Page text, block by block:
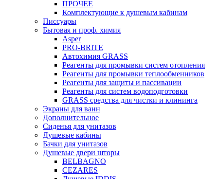
ПРОЧЕЕ
Комплектующие к душевым кабинам
Писсуары
Бытовая и проф. химия
Asper
PRO-BRITE
Автохимия GRASS
Реагенты для промывки систем отопления
Реагенты для промывки теплообменников
Реагенты для защиты и пассивации
Реагенты для систем водоподготовки
GRASS средства для чистки и клининга
Экраны для ванн
Дополнительное
Сиденья для унитазов
Душевые кабины
Бачки для унитазов
Душевые двери шторы
BELBAGNO
CEZARES